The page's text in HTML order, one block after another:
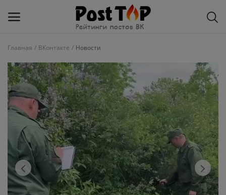
блог
ВКонтакте
Избранное
Контакты
О рейтинге
Статьи, обзоры
Главная ВКонтакте Новости